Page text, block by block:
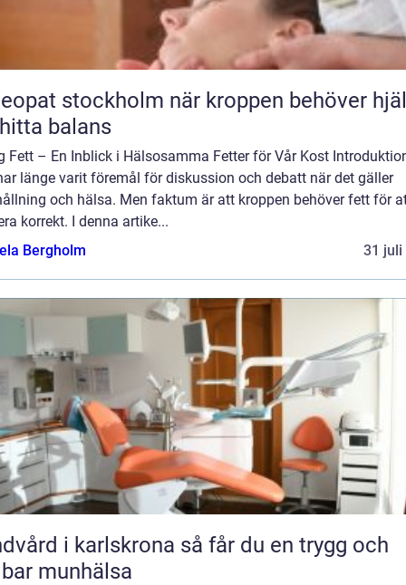
stockholm när kroppen behöver hjälp
balans
Fett – En Inblick i Hälsosamma Fetter för Vår Kost
länge varit föremål för diskussion och debatt när det gäller
och hälsa. Men faktum är att kroppen behöver fett för
korrekt. I denna artike...
Bergholm
31 juli
i karlskrona så får du en trygg och
munhälsa